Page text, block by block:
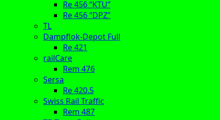
Re 456 “KTU”
Re 456 “DPZ”
TL
Dampflok-Depot Full
Re 421
railCare
Rem 476
Sersa
Re 420.5
Swiss Rail Traffic
Rem 487